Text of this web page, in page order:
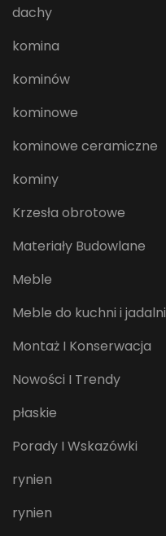
dachy
komina
kominów
kominowe
kominowe ceramiczne
kominy
Krzesła obrotowe
Materiały Budowlane
Meble
Meble do kuchni i jadalni
Montaż I Konserwacja
Nowości I Trendy
płaskie
Porady I Wskazówki
rynien
rynien